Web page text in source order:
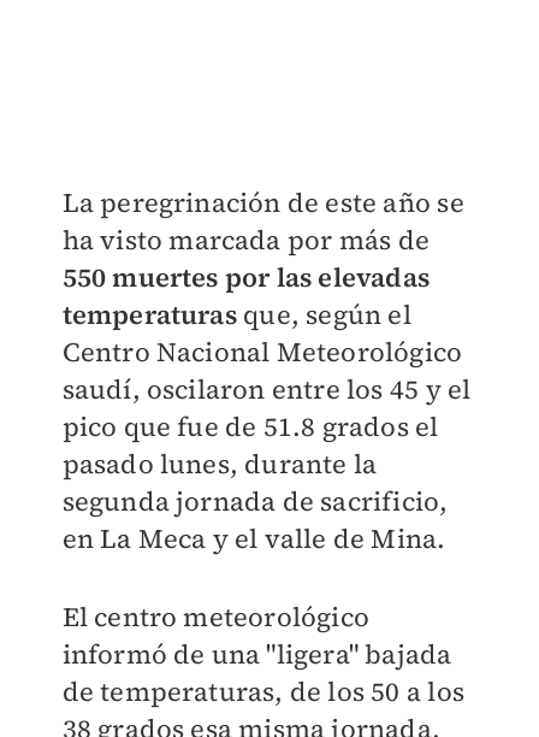
La peregrinación de este año se
ha visto marcada por más de
550 muertes por las elevadas
temperaturas que, según el
Centro Nacional Meteorológico
saudí, oscilaron entre los 45 y el
pico que fue de 51.8 grados el
pasado lunes, durante la
segunda jornada de sacrificio,
en La Meca y el valle de Mina.
El centro meteorológico
informó de una "ligera" bajada
de temperaturas, de los 50 a los
38 grados esa misma jornada,